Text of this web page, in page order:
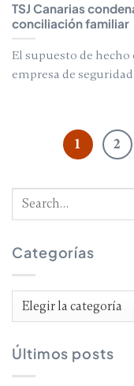
Categorías
Categorías
Últimos posts
TSJ Canarias
conciliación familiar
El supuesto de
empresa de
1 2